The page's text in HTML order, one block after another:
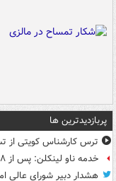
پربازدیدترین ها
ترس کارشناس کویتی از
خدمه ناو لینکلن: پس از ۸ ماه حضور در دریا خسته و درمانده‌ شدیم
هشدار دبیر شورای عالی